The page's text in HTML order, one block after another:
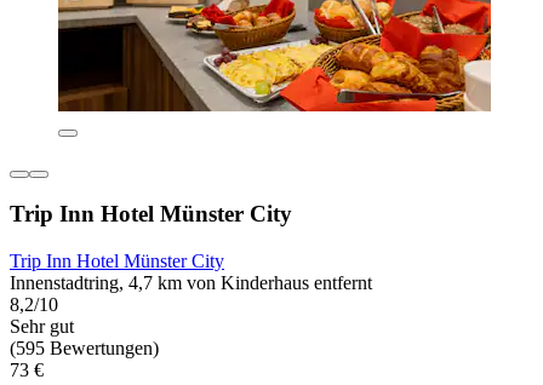
Trip Inn Hotel Münster City
Trip Inn Hotel Münster City
Innenstadtring, 4,7 km von Kinderhaus entfernt
8,2/10
Sehr gut
(595 Bewertungen)
73 €